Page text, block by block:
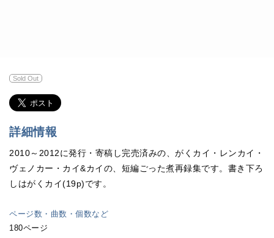
Sold Out
詳細情報
2010～2012に発行・寄稿し完売済みの、がくカイ・レンカイ・
ヴェノカー・カイ&カイの、短編ごった煮再録集です。書き下ろ
しはがくカイ(19p)です。
ページ数・曲数・個数など
180ページ